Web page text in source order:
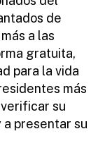
de
a las
gratuita,
para la vida
más
su
presentar su